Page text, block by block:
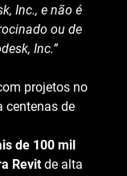
Inc., e não é
ou de
Inc.”
projetos no
centenas de
de 100 mil
Revitde alta